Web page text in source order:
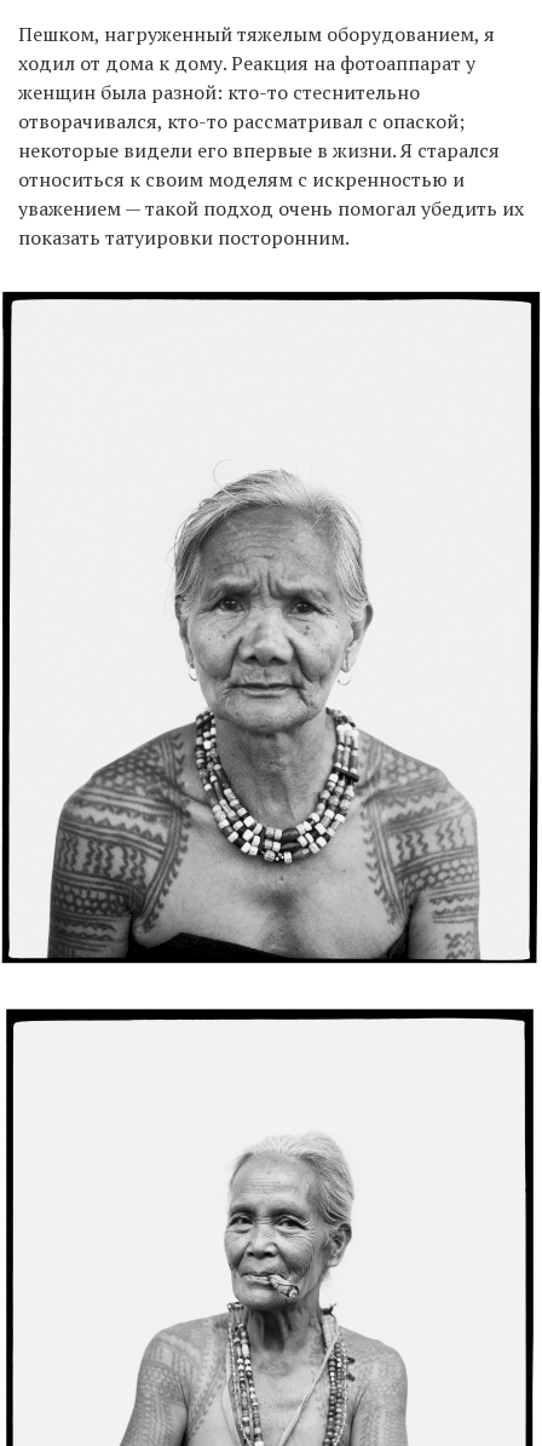
Пешком, нагруженный тяжелым оборудованием, я
ходил от дома к дому. Реакция на фотоаппарат у
женщин была разной: кто-то стеснительно
отворачивался, кто-то рассматривал с опаской;
некоторые видели его впервые в жизни. Я старался
относиться к своим моделям с искренностью и
уважением — такой подход очень помогал убедить их
показать татуировки посторонним.